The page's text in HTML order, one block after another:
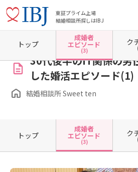
東証プライム上場
結婚相談所探しはIBJ
ホーム 東京都の結婚相談所 東京都江東区 東京
30代後半のIT関係の男
した婚活エピソード(1)
結婚相談所 Sweet ten
トップ
成婚者
エピソード
(3)
ク
トップ
成婚者
エピソード
(3)
ク